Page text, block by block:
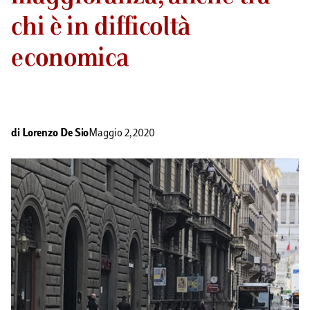
chi è in difficoltà
economica
di Lorenzo De SioMaggio 2, 2020